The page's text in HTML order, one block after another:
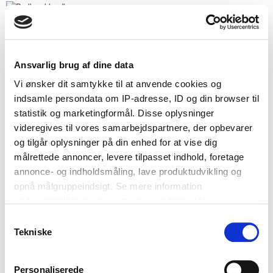
Ansvarlig brug af dine data
Vi ønsker dit samtykke til at anvende cookies og
indsamle persondata om IP-adresse, ID og din browser til
statistik og marketingformål. Disse oplysninger
videregives til vores samarbejdspartnere, der opbevarer
og tilgår oplysninger på din enhed for at vise dig
målrettede annoncer, levere tilpasset indhold, foretage
annonce- og indholdsmåling, lave produktudvikling og
opnå målgruppeindsigt. Se mere information
Hvis du tillader det, vil vi også gerne:
Indsamle præcise oplysninger om din placering, der
Tekniske
Personaliserede
Bryllupsforum
Optionally enter a message with your report.
Security Check